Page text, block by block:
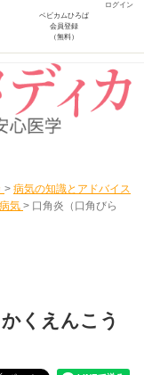
ログイン
ベビカムひろば
会員登録
（無料）
> 病気の知識とアドバイス
気 > 口角炎（口角びら
かくえんこう